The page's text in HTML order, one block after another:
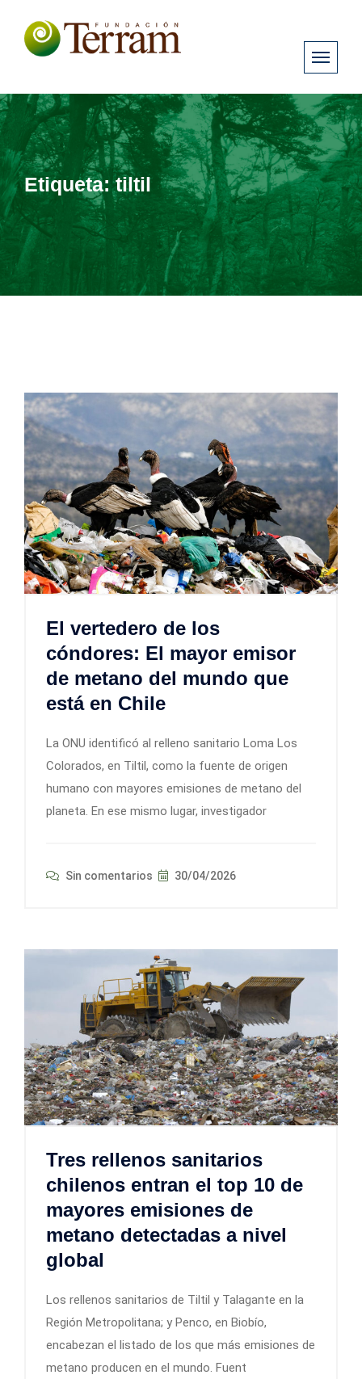
Etiqueta:tiltil
El vertedero de los
cóndores: El mayor emisor
de metano del mundo que
está en Chile
La ONU identificó al relleno sanitario Loma Los
Colorados, en Tiltil, como la fuente de origen
humano con mayores emisiones de metano del
planeta. En ese mismo lugar, investigador
Sin comentarios 30/04/2026
Tres rellenos sanitarios
chilenos entran el top 10 de
mayores emisiones de
metano detectadas a nivel
global
Los rellenos sanitarios de Tiltil y Talagante en la
Región Metropolitana; y Penco, en Biobío,
encabezan el listado de los que más emisiones de
metano producen en el mundo. Fuent